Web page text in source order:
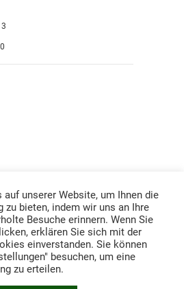
unserer Website, um Ihnen die
zu bieten, indem wir uns an Ihre
Besuche erinnern. Wenn Sie
erklären Sie sich mit der
einverstanden. Sie können
besuchen, um eine
zu erteilen.